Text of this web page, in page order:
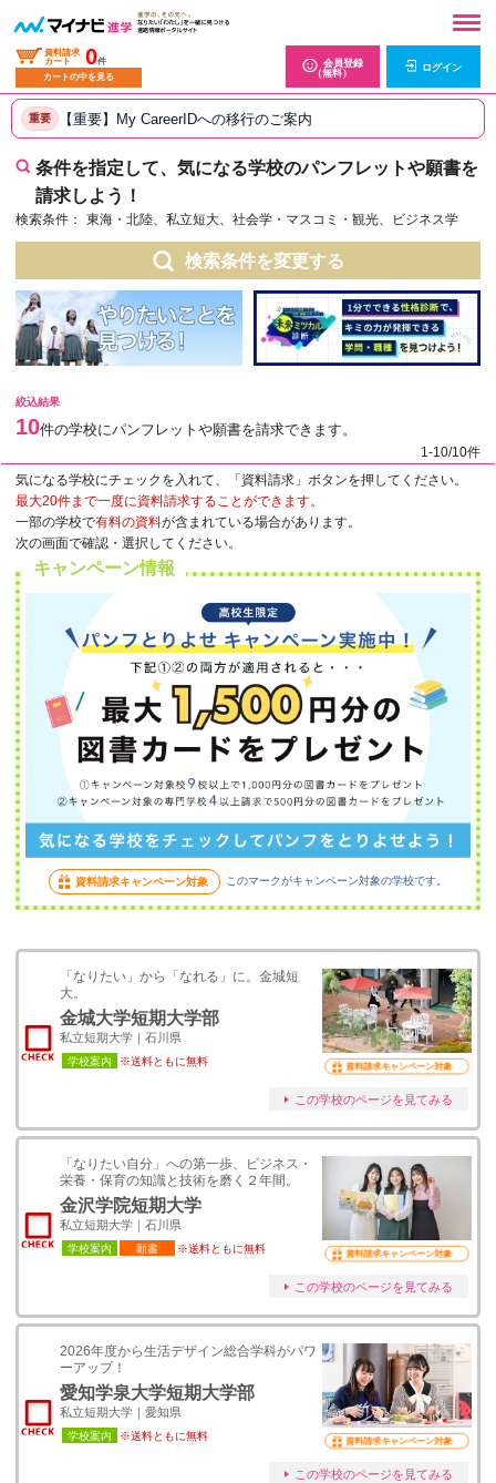
資料請求
カート
0件
カートの中を見る
会員登録
（無料）
ログイン
重要 【重要】My CareerIDへの移行のご案内
条件を指定して、気になる学校のパンフレットや願書を
請求しよう！
検索条件： 東海・北陸、私立短大、社会学・マスコミ・観光、ビジネス学
検索条件を変更する
絞込結果
10件の学校にパンフレットや願書を請求できます。
1-10/10件
気になる学校にチェックを入れて、「資料請求」ボタンを押してください。
最大20件まで一度に資料請求することができます。
一部の学校で有料の資料が含まれている場合があります。
次の画面で確認・選択してください。
キャンペーン情報
資料請求キャンペーン対象 このマークがキャンペーン対象の学校です。
「なりたい」から「なれる」に。金城短
大。
金城大学短期大学部
私立短期大学｜石川県
学校案内 ※送料ともに無料 資料請求キャンペーン対象
この学校のページを見てみる
「なりたい自分」への第一歩、ビジネス・
栄養・保育の知識と技術を磨く２年間。
金沢学院短期大学
私立短期大学｜石川県
学校案内 願書 ※送料ともに無料 資料請求キャンペーン対象
この学校のページを見てみる
2026年度から生活デザイン総合学科がパワ
ーアップ！
愛知学泉大学短期大学部
私立短期大学｜愛知県
学校案内 ※送料ともに無料 資料請求キャンペーン対象
この学校のページを見てみる